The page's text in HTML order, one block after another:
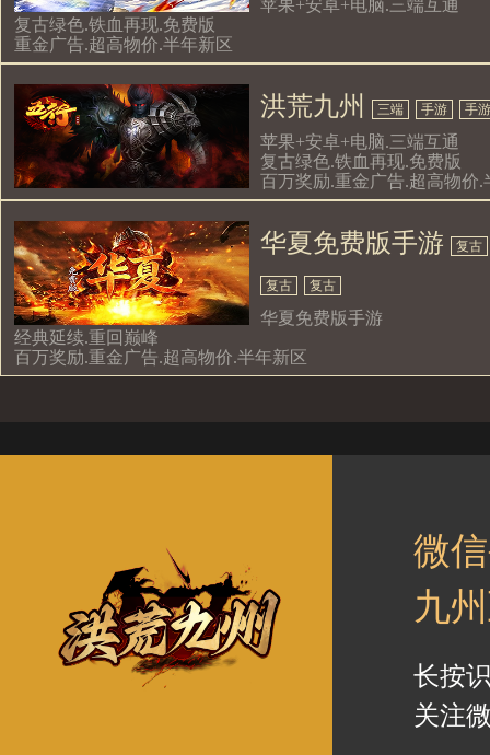
苹果+安卓+电脑.三端互通
复古绿色.铁血再现.免费版
重金广告.超高物价.半年新区
洪荒九州 三端 手游 手游
苹果+安卓+电脑.三端互通
复古绿色.铁血再现.免费版
百万奖励.重金广告.超高物价.
年新区
华夏免费版手游 复古
复古 复古
华夏免费版手游
经典延续.重回巅峰
百万奖励.重金广告.超高物价.半年新区
微
九
长按
关注